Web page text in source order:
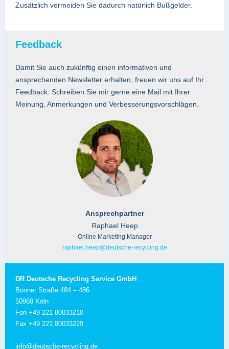
Zusätzlich vermeiden Sie dadurch natürlich Bußgelder.
Feedback
Damit Sie auch zukünftig einen informativen und
ansprechenden Newsletter erhalten, freuen wir uns auf Ihr
Feedback. Schreiben Sie mir gerne eine Mail mit Ihrer
Meinung, Anmerkungen und Verbesserungsvorschlägen.
Ansprechpartner
Raphael Heep
Online Marketing Manager
raphael.heep@deutsche-recycling.de
DR Deutsche Recycling Service GmbH
Bonner Straße 484 – 486
50968 Köln
Fon +49 221 80033210
Fax +49 221 80033229
info@deutsche-recycling.de